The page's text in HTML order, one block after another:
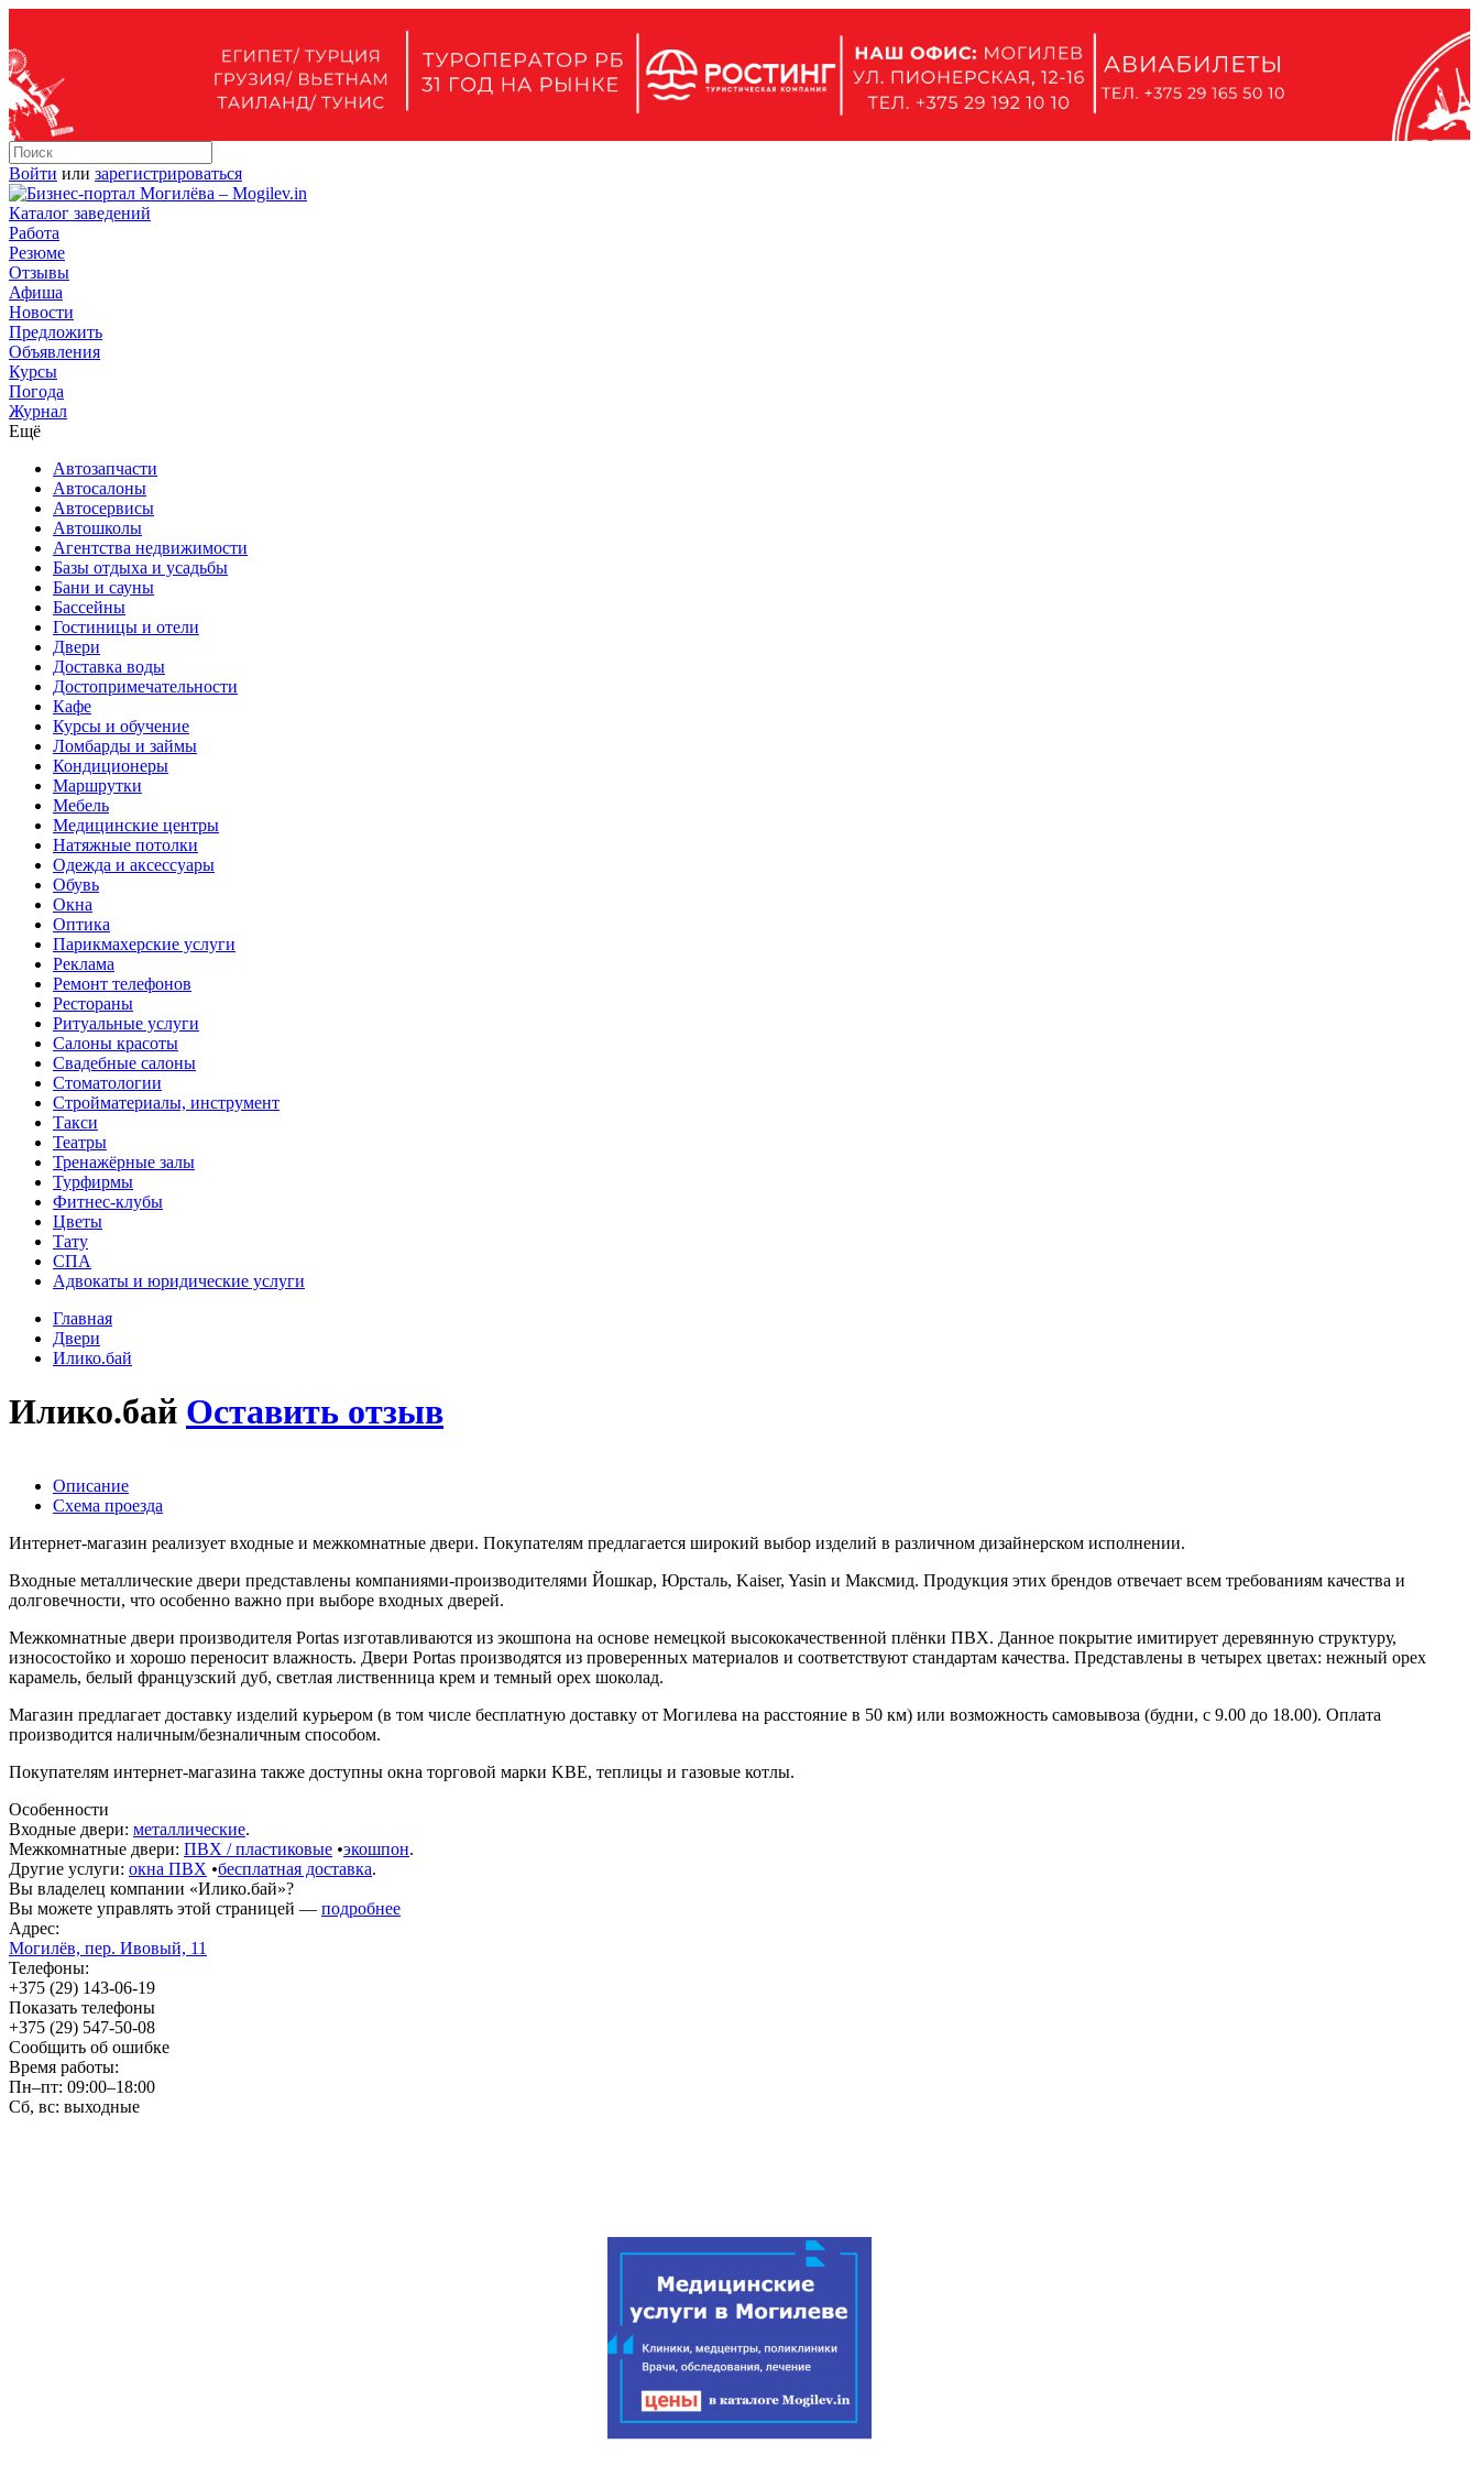
Войти или зарегистрироваться
Каталог заведений
Работа
Резюме
Отзывы
Афиша
Новости
Предложить
Объявления
Курсы
Погода
Журнал
Ещё
Автозапчасти
Автосалоны
Автосервисы
Автошколы
Агентства недвижимости
Базы отдыха и усадьбы
Бани и сауны
Бассейны
Гостиницы и отели
Двери
Доставка воды
Достопримечательности
Кафе
Курсы и обучение
Ломбарды и займы
Кондиционеры
Маршрутки
Мебель
Медицинские центры
Натяжные потолки
Одежда и аксессуары
Обувь
Окна
Оптика
Парикмахерские услуги
Реклама
Ремонт телефонов
Рестораны
Ритуальные услуги
Салоны красоты
Свадебные салоны
Стоматологии
Стройматериалы, инструмент
Такси
Театры
Тренажёрные залы
Турфирмы
Фитнес-клубы
Цветы
Тату
СПА
Адвокаты и юридические услуги
Главная
Двери
Илико.бай
Илико.бай Оставить отзыв
Описание
Схема проезда
Интернет-магазин реализует входные и межкомнатные двери. Покупателям предлагается широкий выбор изделий в различном дизайнерском исполнении.
Входные металлические двери представлены компаниями-производителями Йошкар, Юрсталь, Kaiser, Yasin и Максмид. Продукция этих брендов отвечает всем требованиям качества и
долговечности, что особенно важно при выборе входных дверей.
Межкомнатные двери производителя Portas изготавливаются из экошпона на основе немецкой высококачественной плёнки ПВХ. Данное покрытие имитирует деревянную структуру,
износостойко и хорошо переносит влажность. Двери Portas производятся из проверенных материалов и соответствуют стандартам качества. Представлены в четырех цветах: нежный орех
карамель, белый французский дуб, светлая лиственница крем и темный орех шоколад.
Магазин предлагает доставку изделий курьером (в том числе бесплатную доставку от Могилева на расстояние в 50 км) или возможность самовывоза (будни, с 9.00 до 18.00). Оплата
производится наличным/безналичным способом.
Покупателям интернет-магазина также доступны окна торговой марки KBE, теплицы и газовые котлы.
Особенности
Входные двери: металлические.
Межкомнатные двери: ПВХ / пластиковые •экошпон.
Другие услуги: окна ПВХ •бесплатная доставка.
Вы владелец компании «Илико.бай»?
Вы можете управлять этой страницей — подробнее
Адрес:
Могилёв, пер. Ивовый, 11
Телефоны:
+375 (29) 143-06-19
Показать телефоны
+375 (29) 547-50-08
Сообщить об ошибке
Время работы:
Пн–пт: 09:00–18:00
Сб, вс: выходные